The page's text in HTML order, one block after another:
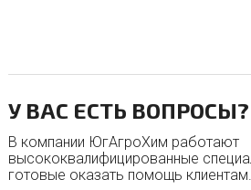
У ВАС ЕСТЬ ВОПРОСЫ?
В компании ЮгАгроХим работают
высококвалифицированные
готовые оказать помощь клиентам.